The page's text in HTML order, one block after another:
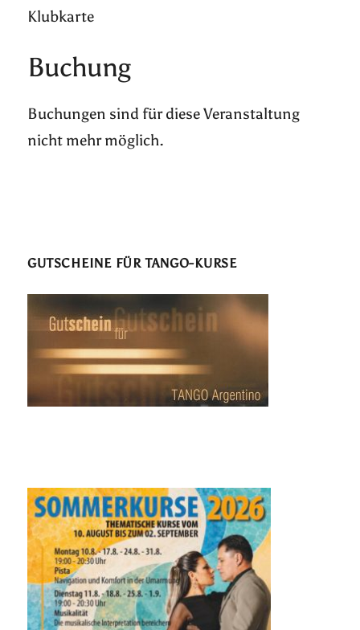
Klubkarte
Buchung
Buchungen sind für diese Veranstaltung
nicht mehr möglich.
GUTSCHEINE FÜR TANGO-KURSE